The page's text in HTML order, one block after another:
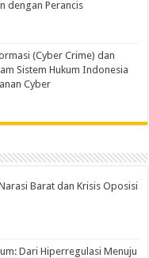
dengan Perancis
(Cyber Crime) dan
Sistem Hukum Indonesia
Cyber
Barat dan Krisis Oposisi
Dari Hiperregulasi Menuju